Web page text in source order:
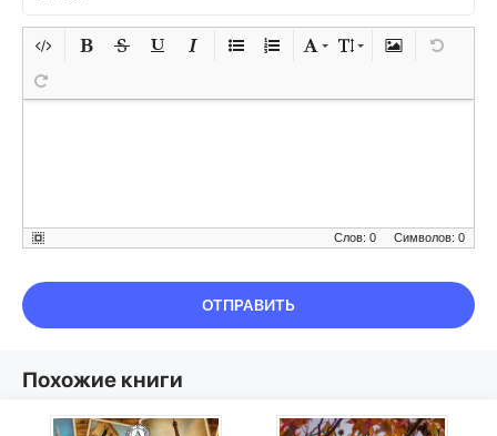
Символов: 0
Слов: 0
ОТПРАВИТЬ
Похожие книги